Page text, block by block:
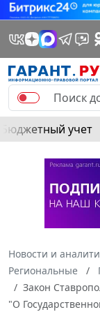
Бюджетный учет
Новости и
Региональные
Закон
"О